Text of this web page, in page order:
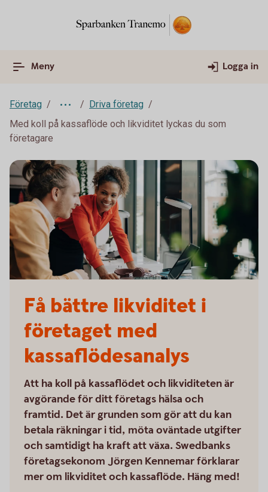
Meny Logga in
Företag
Driva företag
Med koll på kassaflöde och likviditet lyckas du som
företagare
Få bättre likviditet i
företaget med
kassaflödesanalys
Att ha koll på kassaflödet och likviditeten är
avgörande för ditt företags hälsa och
framtid. Det är grunden som gör att du kan
betala räkningar i tid, möta oväntade utgifter
och samtidigt ha kraft att växa. Swedbanks
företagsekonom Jörgen Kennemar förklarar
mer om likviditet och kassaflöde. Häng med!